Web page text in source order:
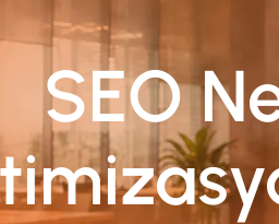
Sitesi
Uygulama
SEO